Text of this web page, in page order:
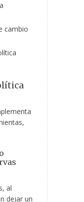
cambio
al
dejar un